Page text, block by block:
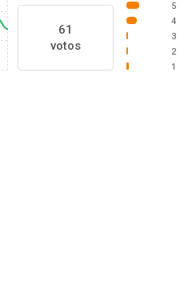
61
votos
5
4
3
2
1